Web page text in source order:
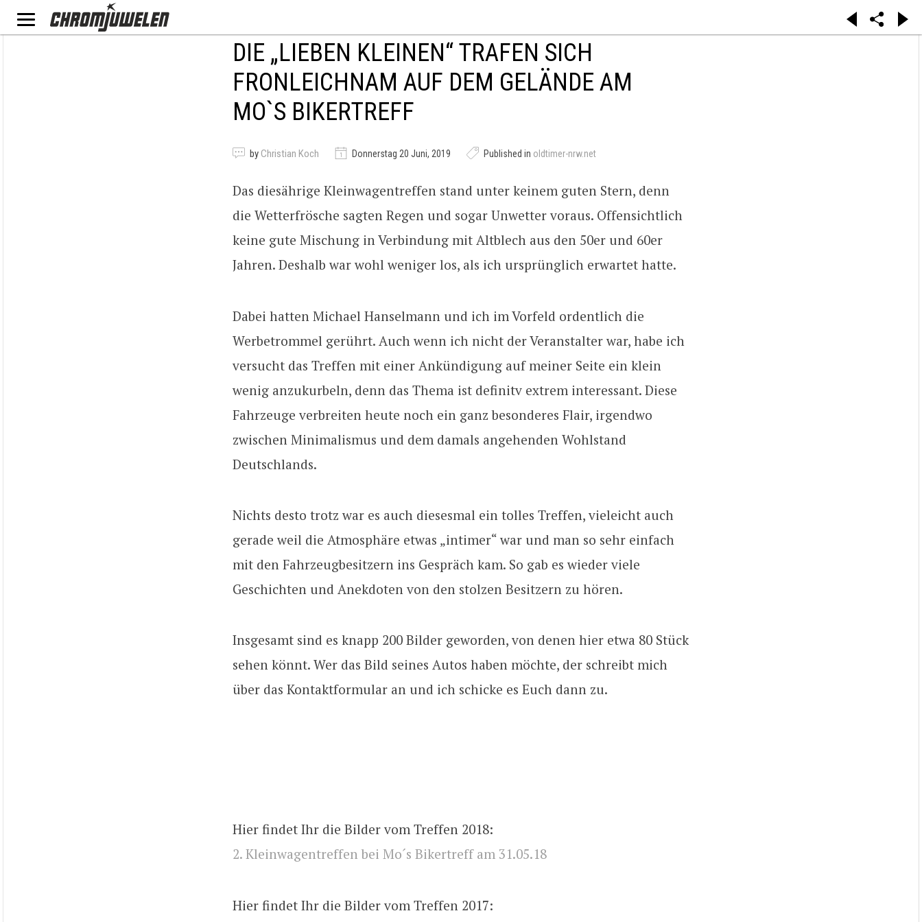
DIE „LIEBEN KLEINEN“ TRAFEN SICH
FRONLEICHNAM AUF DEM GELÄNDE AM
MO`S BIKERTREFF
by Christian Koch Donnerstag 20 Juni, 2019 Published in oldtimer-nrw.net
Das diesährige Kleinwagentreffen stand unter keinem guten Stern, denn
die Wetterfrösche sagten Regen und sogar Unwetter voraus. Offensichtlich
keine gute Mischung in Verbindung mit Altblech aus den 50er und 60er
Jahren. Deshalb war wohl weniger los, als ich ursprünglich erwartet hatte.
Dabei hatten Michael Hanselmann und ich im Vorfeld ordentlich die
Werbetrommel gerührt. Auch wenn ich nicht der Veranstalter war, habe ich
versucht das Treffen mit einer Ankündigung auf meiner Seite ein klein
wenig anzukurbeln, denn das Thema ist definitv extrem interessant. Diese
Fahrzeuge verbreiten heute noch ein ganz besonderes Flair, irgendwo
zwischen Minimalismus und dem damals angehenden Wohlstand
Deutschlands.
Nichts desto trotz war es auch diesesmal ein tolles Treffen, vieleicht auch
gerade weil die Atmosphäre etwas „intimer“ war und man so sehr einfach
mit den Fahrzeugbesitzern ins Gespräch kam. So gab es wieder viele
Geschichten und Anekdoten von den stolzen Besitzern zu hören.
Insgesamt sind es knapp 200 Bilder geworden, von denen hier etwa 80 Stück
sehen könnt. Wer das Bild seines Autos haben möchte, der schreibt mich
über das Kontaktformular an und ich schicke es Euch dann zu.
Hier findet Ihr die Bilder vom Treffen 2018:
2. Kleinwagentreffen bei Mo´s Bikertreff am 31.05.18
Hier findet Ihr die Bilder vom Treffen 2017: